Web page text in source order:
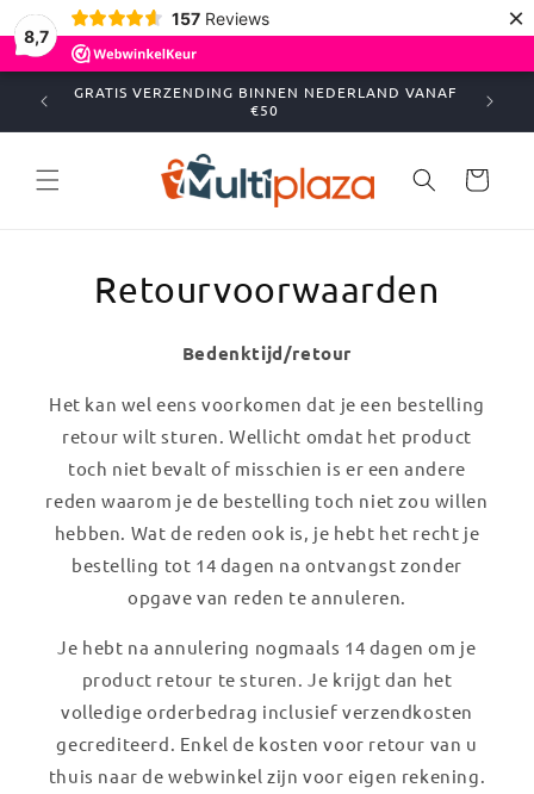
8,7
157 Reviews ×
Meteen
naar de
content
GRATIS VERZENDING BINNEN NEDERLAND VANAF
€50
Winkelwagen
Retourvoorwaarden
Bedenktijd/retour
Het kan wel eens voorkomen dat je een bestelling
retour wilt sturen. Wellicht omdat het product
toch niet bevalt of misschien is er een andere
reden waarom je de bestelling toch niet zou willen
hebben. Wat de reden ook is, je hebt het recht je
bestelling tot 14 dagen na ontvangst zonder
opgave van reden te annuleren.
Je hebt na annulering nogmaals 14 dagen om je
product retour te sturen. Je krijgt dan het
volledige orderbedrag inclusief verzendkosten
gecrediteerd. Enkel de kosten voor retour van u
thuis naar de webwinkel zijn voor eigen rekening.